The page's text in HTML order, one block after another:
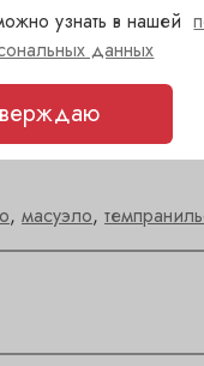
, масуэло,
узнать в нашей
данных